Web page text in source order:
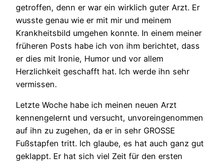
getroffen, denn er war ein wirklich guter Arzt. Er
wusste genau wie er mit mir und meinem
Krankheitsbild umgehen konnte. In einem meiner
früheren Posts habe ich von ihm berichtet, dass
er dies mit Ironie, Humor und vor allem
Herzlichkeit geschafft hat. Ich werde ihn sehr
vermissen.
Letzte Woche habe ich meinen neuen Arzt
kennengelernt und versucht, unvoreingenommen
auf ihn zu zugehen, da er in sehr GROSSE
Fußstapfen tritt. Ich glaube, es hat auch ganz gut
geklappt. Er hat sich viel Zeit für den ersten